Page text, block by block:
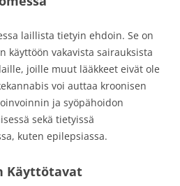
laillista tietyin ehdoin. Se on
käyttöön vakavista sairauksista
joille muut lääkkeet eivät ole
voi auttaa kroonisen
ja syöpähoidon
sekä tietyissä
kuten epilepsiassa.
Käyttötavat